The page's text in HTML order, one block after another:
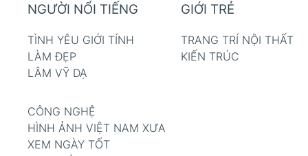
NGƯỜI NỔI TIẾNG
TÌNH YÊU GIỚI TÍNH
LÀM ĐẸP
LÂM VỸ DẠ
GIỚI TRẺ
TRANG TRÍ NỘI THẤT
KIẾN TRÚC
CÔNG NGHỆ
HÌNH ẢNH VIỆT NAM XƯA
XEM NGÀY TỐT